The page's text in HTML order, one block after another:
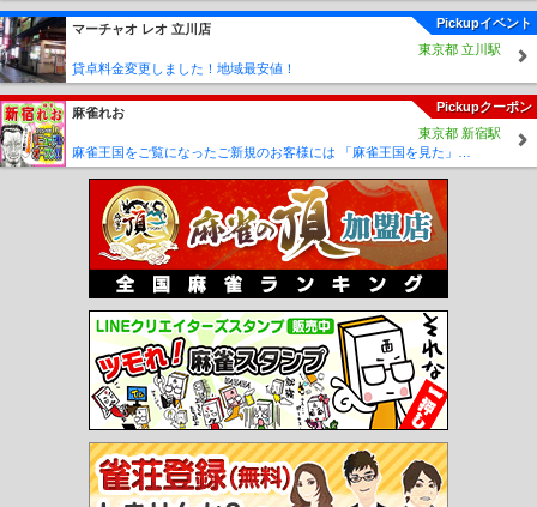
Pickupイベント
マーチャオ レオ 立川店
東京都 立川駅
貸卓料金変更しました！地域最安値！
Pickupクーポン
麻雀れお
東京都 新宿駅